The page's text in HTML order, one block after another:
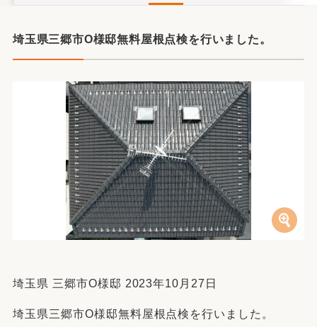
埼玉県三郷市O様邸無料屋根点検を行いました。
埼玉県 三郷市O様邸 2023年10月27日
埼玉県三郷市O様邸無料屋根点検を行いました。